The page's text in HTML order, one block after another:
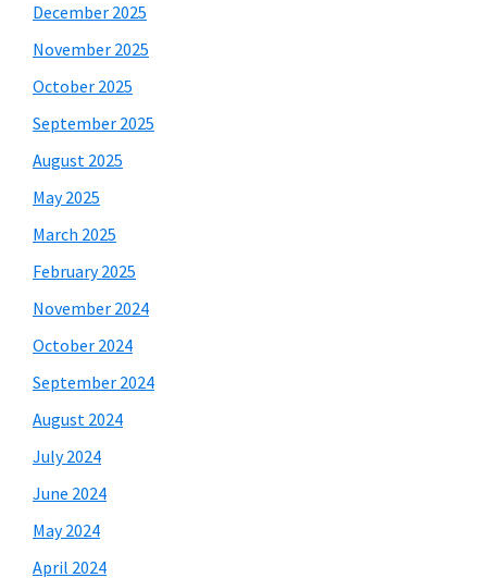
December 2025
November 2025
October 2025
September 2025
August 2025
May 2025
March 2025
February 2025
November 2024
October 2024
September 2024
August 2024
July 2024
June 2024
May 2024
April 2024